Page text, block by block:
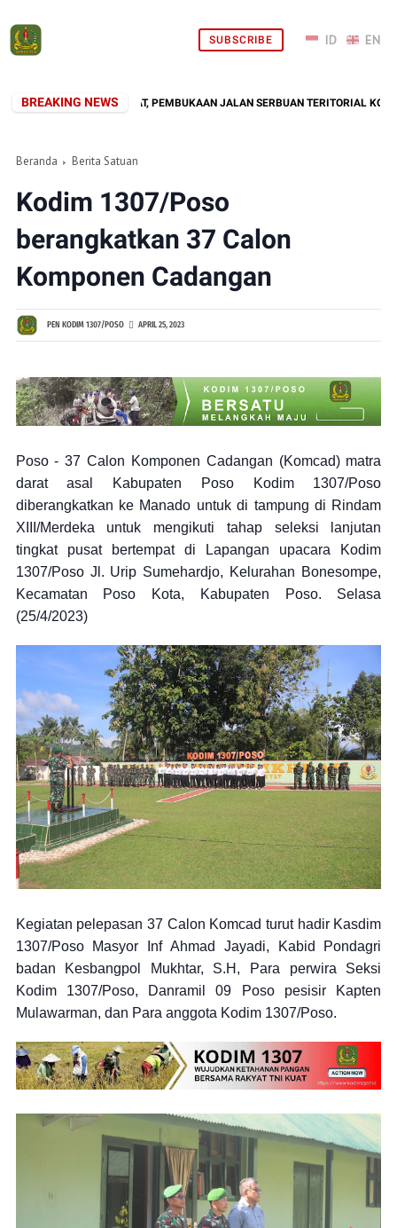
SUBSCRIBE
BREAKING NEWS
MASYARAKAT, PEMBUKAAN JALAN SERBUAN TERITORIAL KODIM
Beranda Berita Satuan
Kodim 1307/Poso
berangkatkan 37 Calon
Komponen Cadangan
PEN KODIM 1307/POSO APRIL 25, 2023
Poso - 37 Calon Komponen Cadangan (Komcad) matra
darat asal Kabupaten Poso Kodim 1307/Poso
diberangkatkan ke Manado untuk di tampung di Rindam
XIII/Merdeka untuk mengikuti tahap seleksi lanjutan
tingkat pusat bertempat di Lapangan upacara Kodim
1307/Poso Jl. Urip Sumehardjo, Kelurahan Bonesompe,
Kecamatan Poso Kota, Kabupaten Poso. Selasa
(25/4/2023)
Kegiatan pelepasan 37 Calon Komcad turut hadir Kasdim
1307/Poso Masyor Inf Ahmad Jayadi, Kabid Pondagri
badan Kesbangpol Mukhtar, S.H, Para perwira Seksi
Kodim 1307/Poso, Danramil 09 Poso pesisir Kapten
Mulawarman, dan Para anggota Kodim 1307/Poso.